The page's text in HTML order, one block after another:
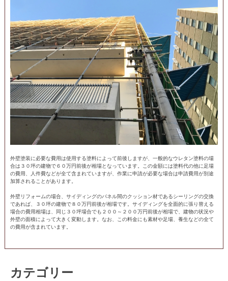
外壁塗装に必要な費用は使用する塗料によって前後しますが、一般的なウレタン塗料の場
合は３０坪の建物で６０万円前後が相場となっています。この金額には塗料代の他に足場
の費用、人件費などが全て含まれていますが、作業に申請が必要な場合は申請費用が別途
加算されることがあります。
外壁リフォームの場合、サイディングのパネル間のクッション材であるシーリングの交換
であれば、３０坪の建物で８０万円前後が相場です。サイディングを全面的に張り替える
場合の費用相場は、同じ３０坪場合でも２００～２００万円前後が相場で、建物の状況や
外壁の面積によって大きく変動します。なお、この料金にも素材や足場、養生などの全て
の費用が含まれています。
カテゴリー